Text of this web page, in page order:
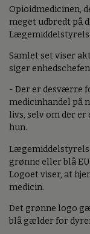
Opioidmedicinen,
meget udbredt på
Samlet set viser
siger
- Der er desværre
medicinhandel på
livs, selv om der
hun.
grønne eller blå
Logoet viser, at
medicin.
Det grønne logo
blå gælder for